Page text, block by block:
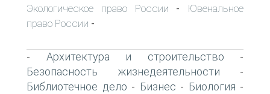
Экологическое право России -
Ювенальное
право России -
- Архитектура и строительство -
Безопасность жизнедеятельности -
Библиотечное дело - Бизнес - Биология -